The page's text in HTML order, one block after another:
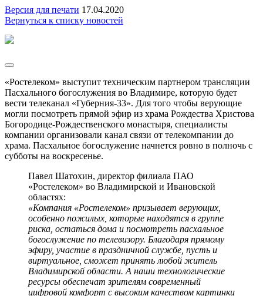
Версия для печати 17.04.2020
Вернуться к списку новостей
«Ростелеком» выступит техническим партнером трансляции
Пасхального богослужения во Владимире, которую будет
вести телеканал «Губерния-33». Для того чтобы верующие
могли посмотреть прямой эфир из храма Рождества Христова
Богородице-Рождественского монастыря, специалисты
компании организовали канал связи от телекомпании до
храма. Пасхальное богослужение начнется ровно в полночь с
субботы на воскресенье.
Павел Шатохин, директор филиала ПАО
«Ростелеком» во Владимирской и Ивановской
областях:
«Компания «Ростелеком» призывает верующих,
особенно пожилых, которые находятся в группе
риска, остаться дома и посмотреть пасхальное
богослужение по телевизору. Благодаря прямому
эфиру, участие в праздничной службе, пусть и
виртуальное, сможет принять любой житель
Владимирской области. А наши технологические
ресурсы обеспечат зрителям современный
цифровой комфорт с высоким качеством картинки